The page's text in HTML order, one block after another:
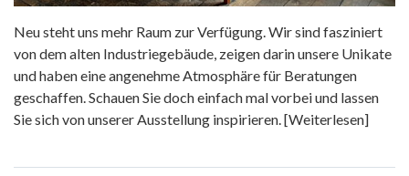
Neu steht uns mehr Raum zur Verfügung. Wir sind fasziniert
von dem alten Industriegebäude, zeigen darin unsere Unikate
und haben eine angenehme Atmosphäre für Beratungen
geschaffen. Schauen Sie doch einfach mal vorbei und lassen
Sie sich von unserer Ausstellung inspirieren. [Weiterlesen]